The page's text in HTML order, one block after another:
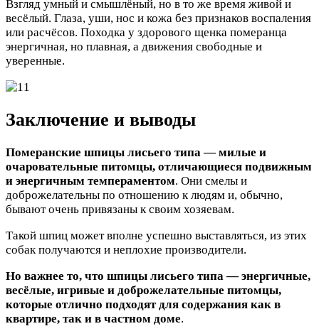
Взгляд умный и смышлёный, но в то же время живой и
весёлый. Глаза, уши, нос и кожа без признаков воспаления
или расчёсов. Походка у здорового щенка померанца
энергичная, но плавная, а движения свободные и
уверенные.
Заключение и выводы
Померанские шпицы лисьего типа — милые и
очаровательные питомцы, отличающиеся подвижным
и энергичным темпераментом. Они смелы и
доброжелательны по отношению к людям и, обычно,
бывают очень привязаны к своим хозяевам.
Такой шпиц может вполне успешно выставляться, из этих
собак получаются и неплохие производители.
Но важнее то, что шпицы лисьего типа — энергичные,
весёлые, игривые и доброжелательные питомцы,
которые отлично подходят для содержания как в
квартире, так и в частном доме.